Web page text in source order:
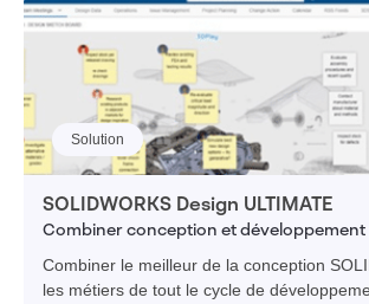
Solution
SOLIDWORKS Design ULTIMATE
Combiner conception et
Combiner le meilleur de la conception
les métiers de tout le cycle de